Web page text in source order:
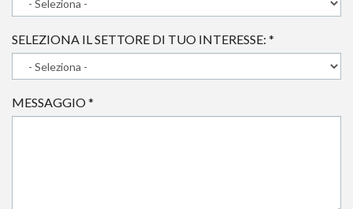
SELEZIONA IL SETTORE DI TUO INTERESSE: *
MESSAGGIO*